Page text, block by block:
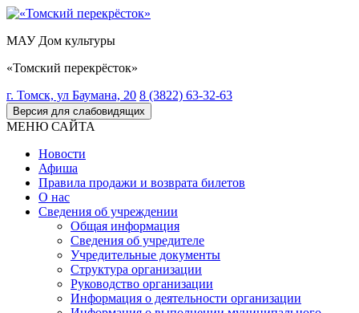
МАУ Дом культуры
«Томский перекрёсток»
г. Томск, ул Баумана, 20 8 (3822) 63-32-63
Версия для слабовидящих
МЕНЮ САЙТА
Новости
Афиша
Правила продажи и возврата билетов
О нас
Сведения об учреждении
Общая информация
Сведения об учредителе
Учредительные документы
Структура организации
Руководство организации
Информация о деятельности организации